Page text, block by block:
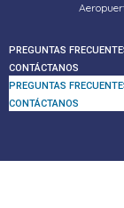
PREGUNTAS
CONTÁCTANOS
PREGUNTAS
CONTÁCTANOS